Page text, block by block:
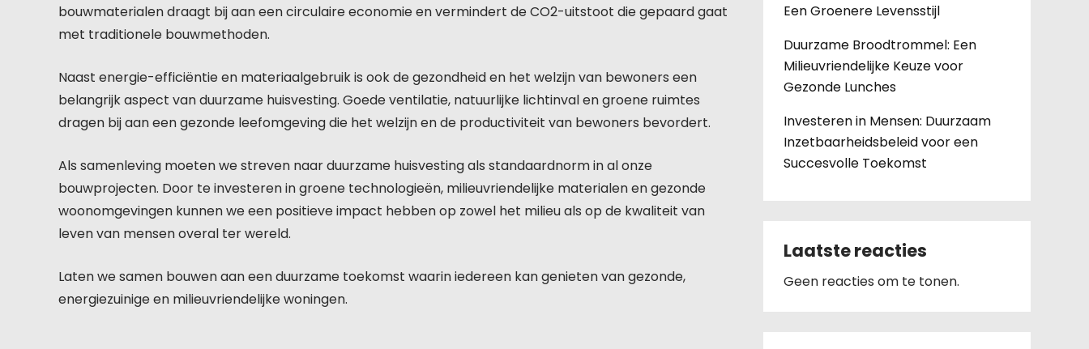
bouwmaterialen draagt bij aan een circulaire economie en vermindert de CO2-uitstoot die gepaard gaat
met traditionele bouwmethoden.
Naast energie-efficiëntie en materiaalgebruik is ook de gezondheid en het welzijn van bewoners een
belangrijk aspect van duurzame huisvesting. Goede ventilatie, natuurlijke lichtinval en groene ruimtes
dragen bij aan een gezonde leefomgeving die het welzijn en de productiviteit van bewoners bevordert.
Als samenleving moeten we streven naar duurzame huisvesting als standaardnorm in al onze
bouwprojecten. Door te investeren in groene technologieën, milieuvriendelijke materialen en gezonde
woonomgevingen kunnen we een positieve impact hebben op zowel het milieu als op de kwaliteit van
leven van mensen overal ter wereld.
Laten we samen bouwen aan een duurzame toekomst waarin iedereen kan genieten van gezonde,
energiezuinige en milieuvriendelijke woningen.
Een Groenere Levensstijl
Duurzame Broodtrommel: Een
Milieuvriendelijke Keuze voor
Gezonde Lunches
Investeren in Mensen: Duurzaam
Inzetbaarheidsbeleid voor een
Succesvolle Toekomst
Laatste reacties
Geen reacties om te tonen.